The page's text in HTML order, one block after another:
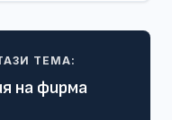
ТЕМА:
на фирма